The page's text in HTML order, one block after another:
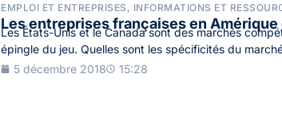
EMPLOI ET ENTREPRISES , INFORMATIONS ET
Les entreprises françaises en Amérique
Les États-Unis et le Canada sont des marchés
épingle du jeu. Quelles sont les spécificités du
5 décembre 2018
15:28